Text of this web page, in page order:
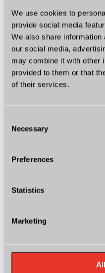
We use cookies to
provide social media
We also share
our social media,
may combine it with other
provided to them or that
of their services.
Selection
Necessary
Preferences
Statistics
Marketing
Citroën C4 Cactus
1.6